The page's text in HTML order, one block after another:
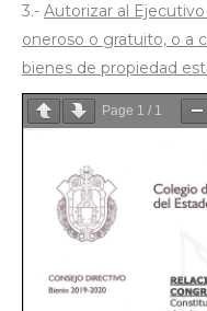
3.- Autorizar al
oneroso o gratuito, o a
bienes de propiedad
Page 1 / 1